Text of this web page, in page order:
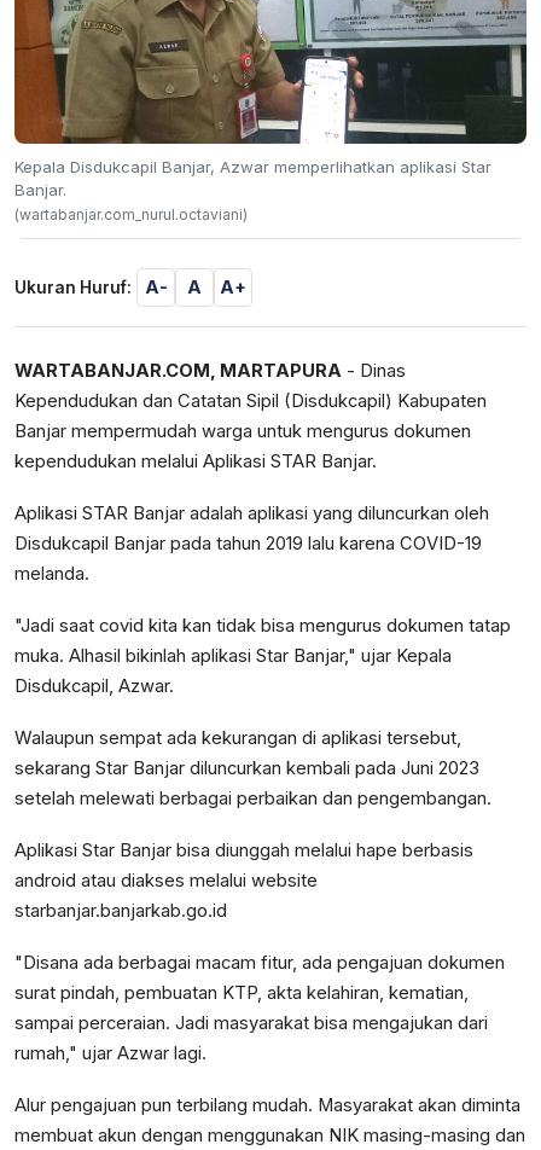
Kepala Disdukcapil Banjar, Azwar memperlihatkan aplikasi Star
Banjar.
(wartabanjar.com_nurul.octaviani)
Ukuran Huruf: A- A A+
WARTABANJAR.COM, MARTAPURA - Dinas
Kependudukan dan Catatan Sipil (Disdukcapil) Kabupaten
Banjar mempermudah warga untuk mengurus dokumen
kependudukan melalui Aplikasi STAR Banjar.
Aplikasi STAR Banjar adalah aplikasi yang diluncurkan oleh
Disdukcapil Banjar pada tahun 2019 lalu karena COVID-19
melanda.
"Jadi saat covid kita kan tidak bisa mengurus dokumen tatap
muka. Alhasil bikinlah aplikasi Star Banjar," ujar Kepala
Disdukcapil, Azwar.
Walaupun sempat ada kekurangan di aplikasi tersebut,
sekarang Star Banjar diluncurkan kembali pada Juni 2023
setelah melewati berbagai perbaikan dan pengembangan.
Aplikasi Star Banjar bisa diunggah melalui hape berbasis
android atau diakses melalui website
starbanjar.banjarkab.go.id
"Disana ada berbagai macam fitur, ada pengajuan dokumen
surat pindah, pembuatan KTP, akta kelahiran, kematian,
sampai perceraian. Jadi masyarakat bisa mengajukan dari
rumah," ujar Azwar lagi.
Alur pengajuan pun terbilang mudah. Masyarakat akan diminta
membuat akun dengan menggunakan NIK masing-masing dan